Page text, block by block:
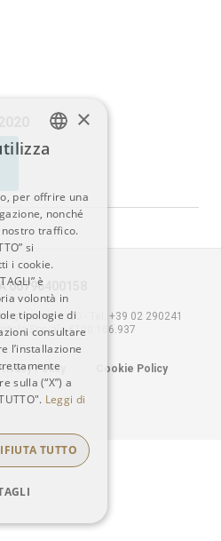
00796400158
n. 20 - Tel. +39 02 290241
Sociale €100.166.937
Policy Cookie Policy
ENGLISH
×
per offrire una
nonché
traffico.
si
i cookie.
è
volontà in
tipologie di
consultare
l’installazione
sulla (“X”) a
Leggi di
TUTTO